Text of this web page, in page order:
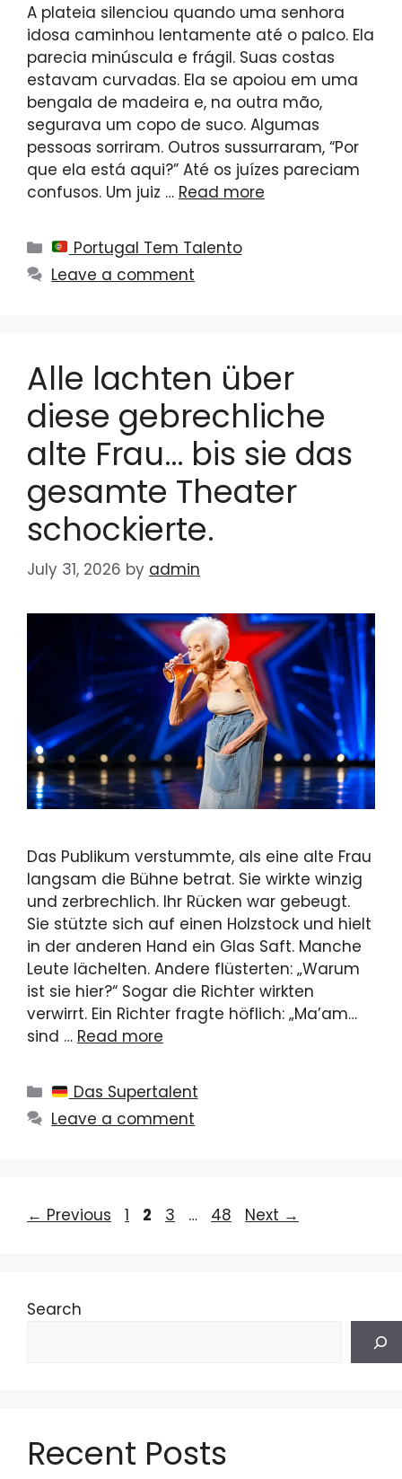
A plateia silenciou quando uma senhora
idosa caminhou lentamente até o palco. Ela
parecia minúscula e frágil. Suas costas
estavam curvadas. Ela se apoiou em uma
bengala de madeira e, na outra mão,
segurava um copo de suco. Algumas
pessoas sorriram. Outros sussurraram, “Por
que ela está aqui?” Até os juízes pareciam
confusos. Um juiz … Read more
Categories
Portugal Tem Talento
Leave a comment
Alle lachten über
diese gebrechliche
alte Frau… bis sie das
gesamte Theater
schockierte.
July 31, 2026 by admin
Das Publikum verstummte, als eine alte Frau
langsam die Bühne betrat. Sie wirkte winzig
und zerbrechlich. Ihr Rücken war gebeugt.
Sie stützte sich auf einen Holzstock und hielt
in der anderen Hand ein Glas Saft. Manche
Leute lächelten. Andere flüsterten: „Warum
ist sie hier?“ Sogar die Richter wirkten
verwirrt. Ein Richter fragte höflich: „Ma’am…
sind … Read more
Categories
Das Supertalent
Leave a comment
← Previous Page
1 Page
2 Page
3 … Page
48 Next →
Search
Recent Posts